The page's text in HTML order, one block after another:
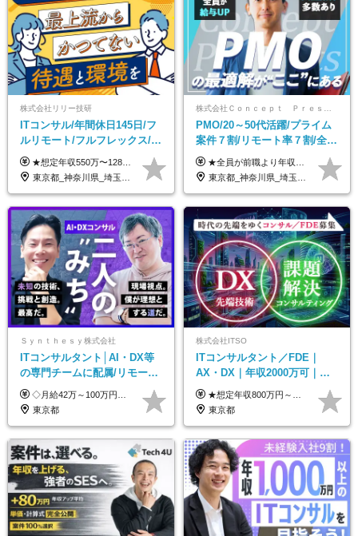
株式会社リリー技研
ITコンサル/年間休日145日/フ
ルリモート/フルフレックス/残
業基本なし/全国からの応募
OK/特別休暇あり
★想定年収550万〜1289万円 ■契約社員 月給45.8万〜71.6万円 ★想定年収688万〜1611万円 ■正社員 月給57.3万〜89.5万円 ※給与は経験・スキルを考慮の上、決定します。 ※試用期間3ヶ月（その間の給与・待遇に差異はありません）期間は短縮の可能性あり ※残業代は別途全額支給します 【★評価について★】 弊社では、1〜7の7段階からなる等級制を導入しています。 【★昇給の仕組み★】 等級が1段階上がるごとに、基本給の25％に相当する額が昇給されます。 評価は年2回実施されるため、年に2回の昇給チャンスがあります。 頑張りが正当に評価される、透明性の高い制度です。
東京都_神奈川県_埼玉県_千葉県_大阪府_愛知県_北海道_青森県_岩手県_宮城県_秋田県_山形県_福島県_茨城県_栃木県_群馬県_新潟県_山梨県_長野県_富山県_石川県_福井県_静岡県_岐阜県_三重県_兵庫県_京都府_滋賀県_奈良県_和歌山県_広島県_岡山県_鳥取県_島根県_山口県_徳島県_香川県_愛媛県_高知県_福岡県_熊本県_佐賀県_長崎県_大分県_宮崎県_鹿児島県_沖縄県
PMO/20～50代活躍/プライム
案件７割/リモート率７割/全員
前職より年収UP/有給取得率
100%
★全員が前職より年収UPを実現！ ★前職給与より120％アップ実績あり ★前職給与を最大限に考慮 ★入社4年目で年収800万円の社員も在籍！ 年俸420万円～960万円（1/12を毎月支給）＋インセンティブ＋各種手当 ※経験・スキルを考慮の上、決定します ※試用期間6ヶ月あり（期間中の給与、待遇に差異はありません） ※上記金額には固定残業代(月20時間／月5.6万円)を含みます ※超過分は別途全額支給します
東京都_神奈川県_埼玉県_千葉県
Ｓｙｎｔｈｅｓｙ株式会社
ITコンサルタント│AI・DX等
の専門チームに配属/リモート
×フレックス/Big4と同水準の
給与・待遇
◇月給42万～100万円＋賞与年2回 └年収900～1600万円可能 ★☆年収例☆★ ◎37歳・元開発エンジニア └年収900万（2年後に年収150万UP実績） ◎40歳・元SierのPM └年収1400万（2年後に年収300万UP実績） ◎43歳・元コンサルタント └年収1600万（2年後に年収200万UP実績） ※経験・スキルを考慮し決定します ※試用期間3～6カ月あり（その間の待遇に差異はありません） 【固定残業代について】 なし（残業代は、実際の労働時間に応じて別途全額支給）
東京都
株式会社ITSO
ITコンサルタント／FDE｜
AX・DX｜年収2000万可｜取
引先の9割が大手企業｜残業月
10h｜リモート案件有
★想定年収800万円～最大2000万円可 ★前職給与を考慮 ★ストックオプション付与あり（IPO間近） ★昇給制度あり ┗入社6カ月後に3％以上の昇給があります。その後、業績に合わせて適宜、昇給します。 月給66万円～166.6万円 ※経験、スキルにあわせて相談のうえ決定します。 ※残業手当は残業時間に応じて別途全額支給 ※試用期間6ヶ月（期間中、給与・待遇に差異はありません）
東京都